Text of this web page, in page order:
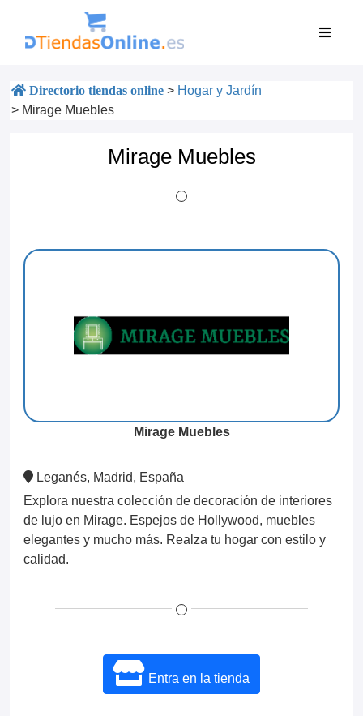
Directorio tiendas online > Hogar y Jardín
> Mirage Muebles
Mirage Muebles
Mirage Muebles
Leganés, Madrid, España
Explora nuestra colección de decoración de interiores
de lujo en Mirage. Espejos de Hollywood, muebles
elegantes y mucho más. Realza tu hogar con estilo y
calidad.
Entra en la tienda